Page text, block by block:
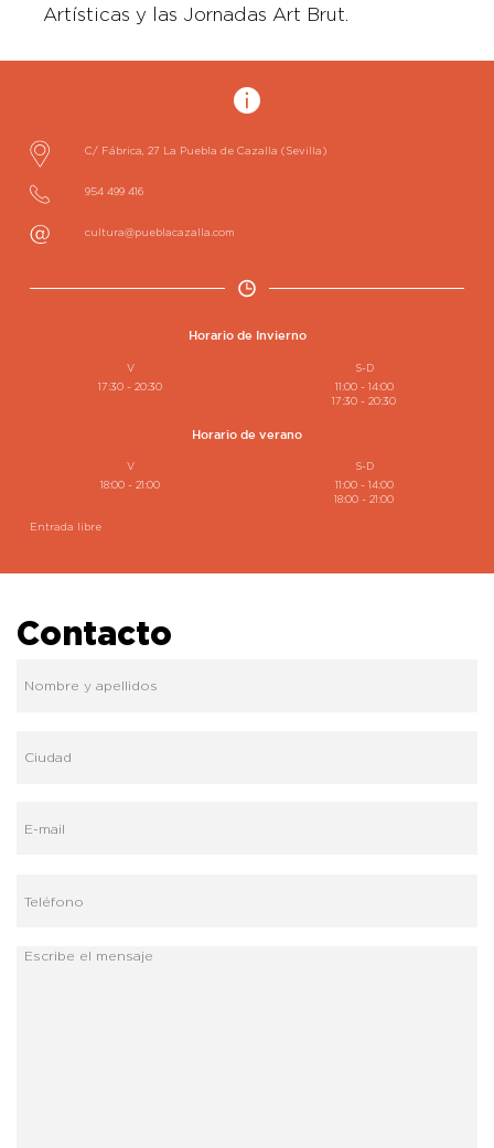
Artísticas y las Jornadas Art Brut.
C/ Fábrica, 27 La Puebla de Cazalla (Sevilla)
954 499 416
cultura@pueblacazalla.com
Horario de Invierno
V
17:30 - 20:30
S-D
11:00 - 14:00
17:30 - 20:30
Horario de verano
V
18:00 - 21:00
S-D
11:00 - 14:00
18:00 - 21:00
Entrada libre
Contacto